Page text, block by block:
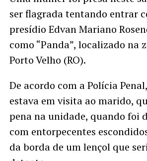
ser flagrada tentando entrar
presídio Edvan Mariano
como “Panda”, localizado na
Porto Velho (RO).
De acordo com a Polícia
estava em visita ao marido,
pena na unidade, quando foi
com entorpecentes
da borda de um lençol que